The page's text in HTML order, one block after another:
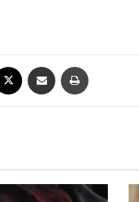
Compartilhar via e-mail